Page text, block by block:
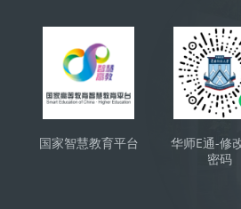
版块
国家智慧教育平台
华师E通-修
密码